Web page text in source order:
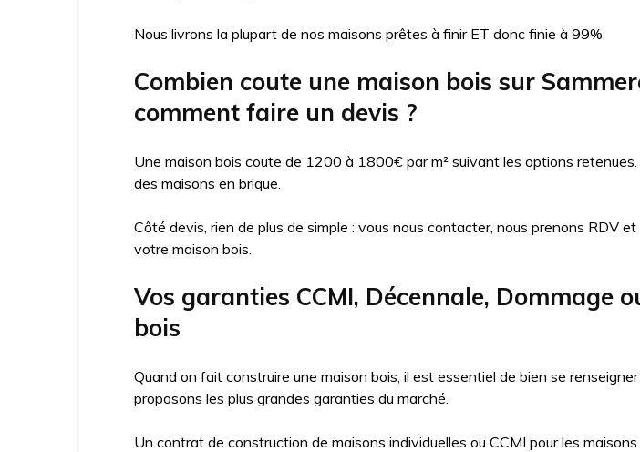
Nous livrons la plupart de nos maisons prêtes à finir ET donc finie à 99%.
Combien coute une maison bois sur
comment faire un devis ?
Une maison bois coute de 1200 à 1800€ par m² suivant les options
des maisons en brique.
Côté devis, rien de plus de simple : vous nous contacter, nous prenons RDV
votre maison bois.
Vos garanties CCMI, Décennale,
bois
Quand on fait construire une maison bois, il est essentiel de bien se
proposons les plus grandes garanties du marché.
Un contrat de construction de maisons individuelles ou CCMI pour les maisons